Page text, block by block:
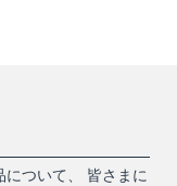
ついて、 皆さまに